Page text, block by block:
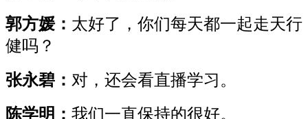
郭方媛： 太好了，你们每天都一起走天行
健吗？
张永碧： 对，还会看直播学习。
陈学明： 我们一直保持的很好。